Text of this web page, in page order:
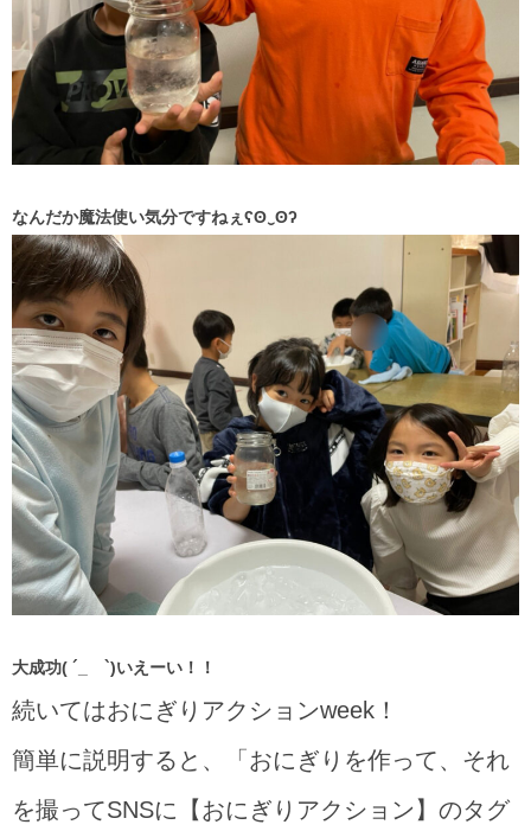
なんだか魔法使い気分ですねぇʕʘ‿ʘʔ
大成功( ´_ゝ`)いえーい！！
続いてはおにぎりアクションweek！
簡単に説明すると、「おにぎりを作って、それ
を撮ってSNSに【おにぎりアクション】のタグ